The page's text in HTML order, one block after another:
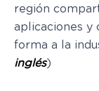
región
aplicaciones y
forma a la
inglés)